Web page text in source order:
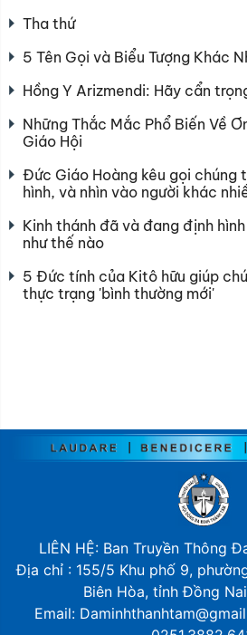
Tha thứ
5 Tên Gọi và Biểu Tượng Khác
Hồng Y Arizmendi: Hãy cẩn
Những Thắc Mắc Phổ Biến Về
Giáo Hội
Đức Giáo Hoàng kêu gọi chúng
hình, và nhìn vào người khác
Kinh thánh đã và đang định
như thế nào
5 Đức tính của Kitô hữu giúp
thực trạng 'bình thường mới'
LIÊN HỆ: Ban Truyền Thông
Địa chỉ : 155/5 Khu phố 9,
Biên Hòa, tỉnh Đồng
Email: